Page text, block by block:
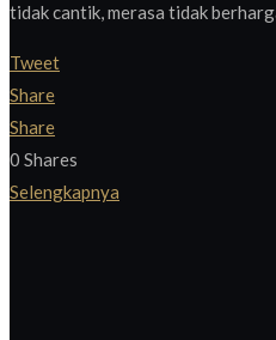
tidak cantik, merasa tidak
Tweet
Share
Share
0 Shares
Selengkapnya